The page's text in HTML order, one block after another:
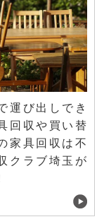
運び出しでき
回収や買い替
家具回収は不
クラブ埼玉が